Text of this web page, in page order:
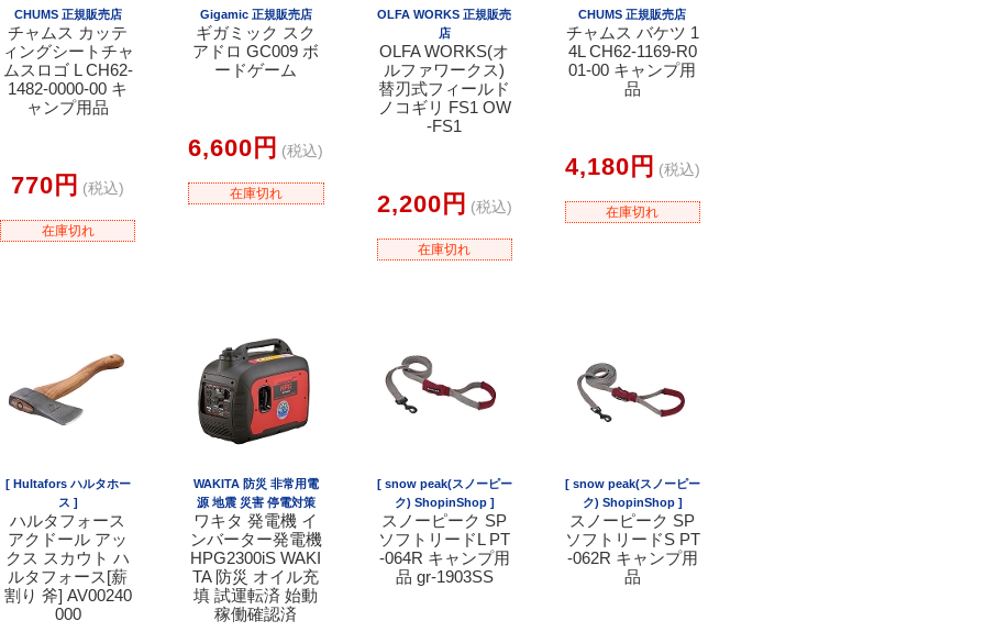
CHUMS 正規販売店
チャムス カッテ
ィングシートチャ
ムスロゴ L CH62-
1482-0000-00 キ
ャンプ用品
770円 (税込)
在庫切れ
Gigamic 正規販売店
ギガミック スク
アドロ GC009 ボ
ードゲーム
6,600円 (税込)
在庫切れ
OLFA WORKS 正規販売
店
OLFA WORKS(オ
ルファワークス)
替刃式フィールド
ノコギリ FS1 OW
-FS1
2,200円 (税込)
在庫切れ
CHUMS 正規販売店
チャムス バケツ 1
4L CH62-1169-R0
01-00 キャンプ用
品
4,180円 (税込)
在庫切れ
[ Hultafors ハルタホー
ス ]
ハルタフォース
アクドール アッ
クス スカウト ハ
ルタフォース[薪
割り 斧] AV00240
000
WAKITA 防災 非常用電
源 地震 災害 停電対策
ワキタ 発電機 イ
ンバーター発電機
HPG2300iS WAKI
TA 防災 オイル充
填 試運転済 始動
稼働確認済
[ snow peak(スノーピー
ク) ShopinShop ]
スノーピーク SP
ソフトリードL PT
-064R キャンプ用
品 gr-1903SS
[ snow peak(スノーピー
ク) ShopinShop ]
スノーピーク SP
ソフトリードS PT
-062R キャンプ用
品